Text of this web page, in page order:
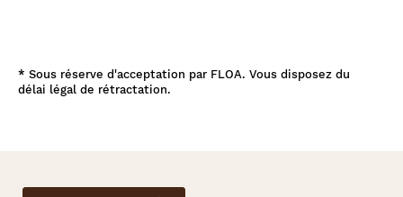
* Sous réserve d'acceptation par FLOA. Vous disposez du
délai légal de rétractation.